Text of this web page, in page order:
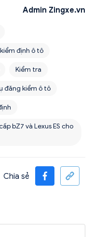
Admin Zingxe.vn
kiểm định ô tô
Kiểm tra
đăng kiểm ô tô
bZ7 và Lexus ES cho
Chia sẻ